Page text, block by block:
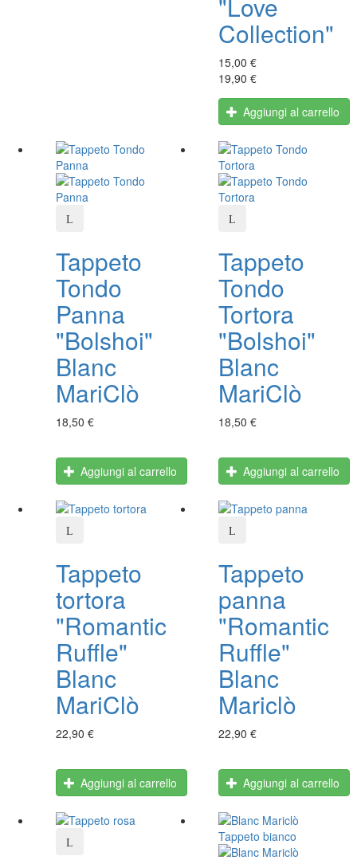
Collection"
15,00 €
19,90 €
Aggiungi al carrello
Tappeto
Tondo
Panna
"Bolshoi"
Blanc
MariClò
18,50 €
Aggiungi al carrello
Tappeto
Tondo
Tortora
"Bolshoi"
Blanc
MariClò
18,50 €
Aggiungi al carrello
Tappeto
tortora
"Romantic
Ruffle"
Blanc
MariClò
22,90 €
Aggiungi al carrello
Tappeto
panna
"Romantic
Ruffle"
Blanc
Mariclò
22,90 €
Aggiungi al carrello